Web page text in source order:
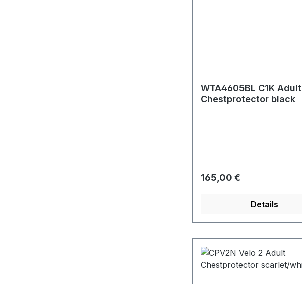
WTA4605BL C1K Adult
Chestprotector black
Regulärer Preis:
165,00 €
Details